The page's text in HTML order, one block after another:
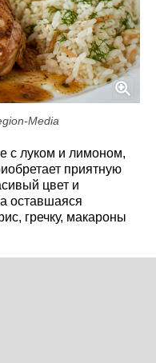
Media
с луком и лимоном,
приятную
цвет и
оставшаяся
гречку, макароны